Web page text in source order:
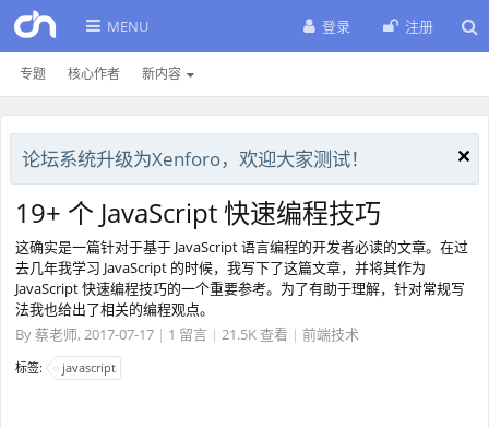
MENU
专题 核心作者 新内容
登录 注册
论坛系统升级为Xenforo，欢迎大家测试！
19+ 个 JavaScript 快速编程技巧
这确实是一篇针对于基于 JavaScript 语言编程的开发者必读的文章。在过
去几年我学习 JavaScript 的时候，我写下了这篇文章，并将其作为
JavaScript 快速编程技巧的一个重要参考。为了有助于理解，针对常规写
法我也给出了相关的编程观点。
By蔡老师, 2017-07-17 | 1 留言 | 21.5K 查看 | 前端技术
标签: javascript